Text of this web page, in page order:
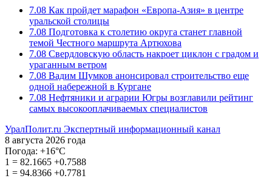
7.08 Как пройдет марафон «Европа-Азия» в центре
уральской столицы
7.08 Подготовка к столетию округа станет главной
темой Честного маршрута Артюхова
7.08 Свердловскую область накроет циклон с градом и
ураганным ветром
7.08 Вадим Шумков анонсировал строительство еще
одной набережной в Кургане
7.08 Нефтяники и аграрии Югры возглавили рейтинг
самых высокооплачиваемых специалистов
УралПолит.ru Экспертный информационный канал
8 августа 2026 года
Погода: +16°С
1 = 82.1665 +0.7588
1 = 94.8366 +0.7781